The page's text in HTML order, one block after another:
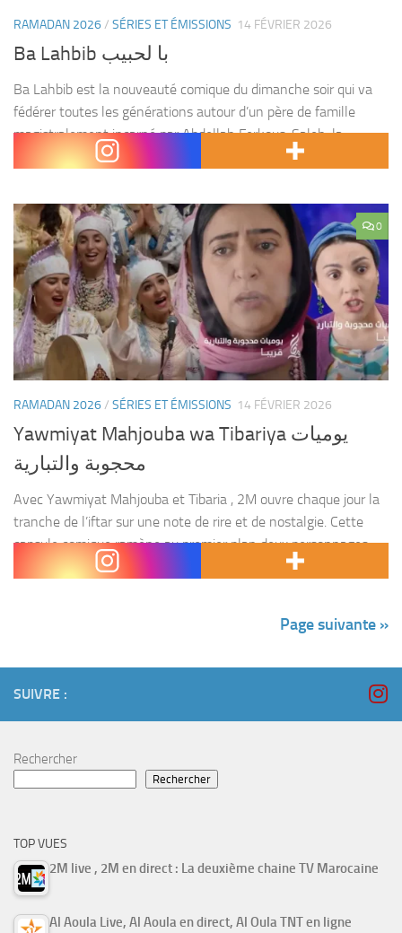
RAMADAN 2026/ SÉRIES ET ÉMISSIONS 14 FÉVRIER 2026
Ba Lahbib با لحبيب
Ba Lahbib est la nouveauté comique du dimanche soir qui va
fédérer toutes les générations autour d’un père de famille
magistralement incarné par Abdellah Ferkous. Saleh, la
soixantaine vaillante, se retrouve veuf et livré...
0
RAMADAN 2026/ SÉRIES ET ÉMISSIONS 14 FÉVRIER 2026
Yawmiyat Mahjouba wa Tibariya يوميات
محجوبة والتبارية
Avec Yawmiyat Mahjouba et Tibaria , 2M ouvre chaque jour la
tranche de l’iftar sur une note de rire et de nostalgie. Cette
capsule comique ramène au premier plan deux personnages
déjà cultes pour...
Page suivante »
SUIVRE :
Rechercher
Rechercher
TOP VUES
2M live , 2M en direct : La deuxième chaine TV Marocaine
Al Aoula Live, Al Aoula en direct, Al Oula TNT en ligne